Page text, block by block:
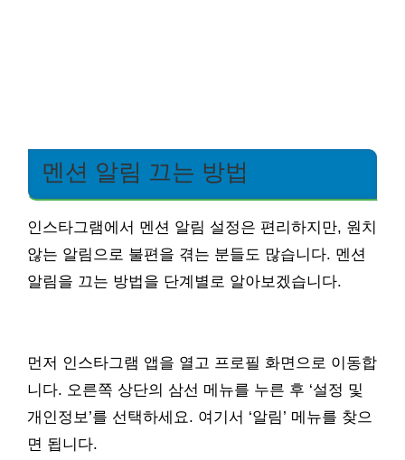
멘션 알림 끄는 방법
인스타그램에서 멘션 알림 설정은 편리하지만, 원치
않는 알림으로 불편을 겪는 분들도 많습니다. 멘션
알림을 끄는 방법을 단계별로 알아보겠습니다.
먼저 인스타그램 앱을 열고 프로필 화면으로 이동합
니다. 오른쪽 상단의 삼선 메뉴를 누른 후 ‘설정 및
개인정보’를 선택하세요. 여기서 ‘알림’ 메뉴를 찾으
면 됩니다.